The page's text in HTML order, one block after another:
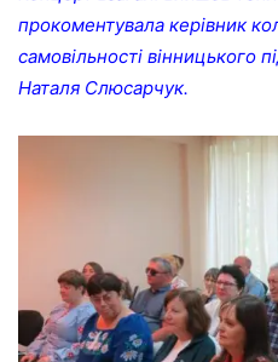
прокоментувала керівник
самовільності вінницького
Наталя Слюсарчук.